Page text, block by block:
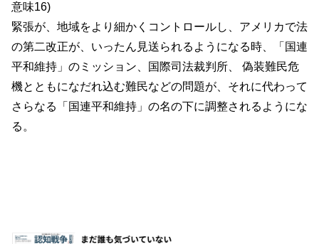
意味16)
緊張が、地域をより細かくコントロールし、アメリカで法
の第二改正が、いったん見送られるようになる時、「国連
平和維持」のミッション、国際司法裁判所、 偽装難民危
機とともになだれ込む難民などの問題が、それに代わって
さらなる「国連平和維持」の名の下に調整されるようにな
る。